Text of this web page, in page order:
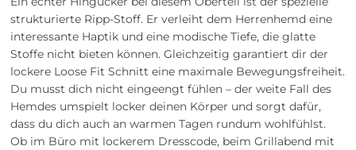
strukturierte Ripp-Stoff. Er verleiht dem Herrenhemd eine
interessante Haptik und eine modische Tiefe, die glatte
Stoffe nicht bieten können. Gleichzeitig garantiert dir der
lockere Loose Fit Schnitt eine maximale Bewegungsfreiheit.
Du musst dich nicht eingeengt fühlen – der weite Fall des
Hemdes umspielt locker deinen Körper und sorgt dafür,
dass du dich auch an warmen Tagen rundum wohlfühlst.
Ob im Büro mit lockerem Dresscode, beim Grillabend mit